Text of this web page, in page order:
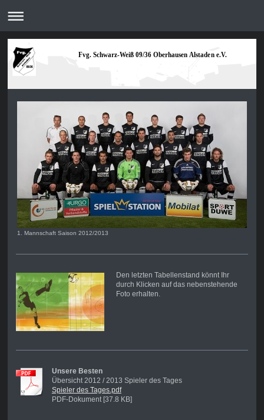
Fvg. Schwarz-Weiß 09/36 Oberhausen Alstaden e.V.
1. Mannschaft Saison 2012/2013
Den letzten Tabellenstand könnt Ihr
durch Klicken auf das nebenstehende
Foto erhalten.
Unsere Besten
Übersicht 2012 / 2013 Spieler des Tages
Spieler des Tages.pdf
PDF-Dokument [37.8 KB]